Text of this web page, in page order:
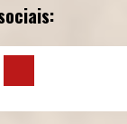
Calculadora
–